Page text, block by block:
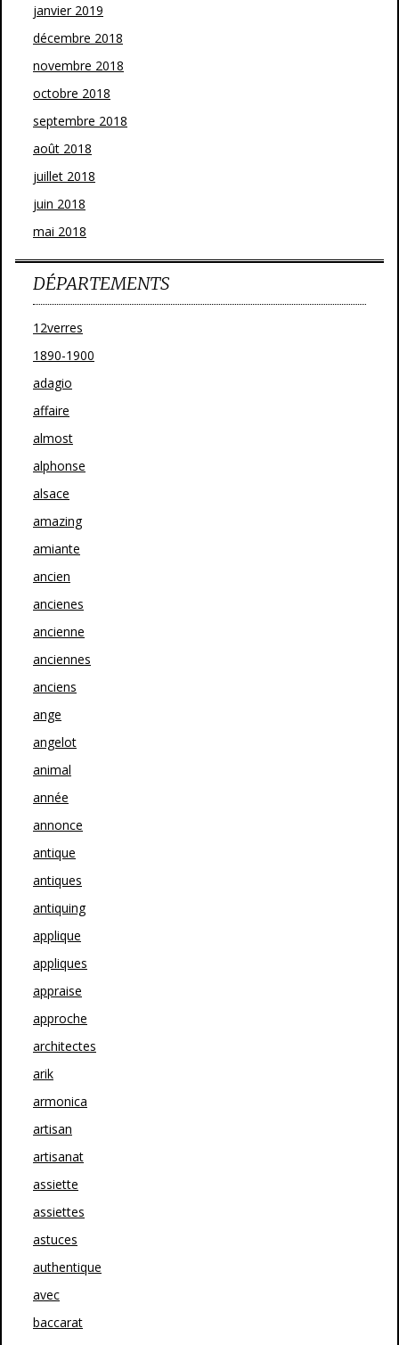
janvier 2019
décembre 2018
novembre 2018
octobre 2018
septembre 2018
août 2018
juillet 2018
juin 2018
mai 2018
DÉPARTEMENTS
12verres
1890-1900
adagio
affaire
almost
alphonse
alsace
amazing
amiante
ancien
ancienes
ancienne
anciennes
anciens
ange
angelot
animal
année
annonce
antique
antiques
antiquing
applique
appliques
appraise
approche
architectes
arik
armonica
artisan
artisanat
assiette
assiettes
astuces
authentique
avec
baccarat